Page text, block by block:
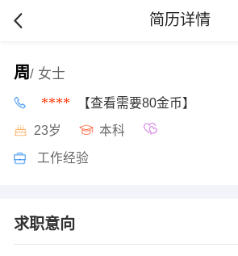
简历详情
周/ 女士
**** 【查看需要80金币】
23岁 本科
工作经验
求职意向